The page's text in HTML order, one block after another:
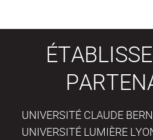
UNIVERSITÉ CLAUDE
UNIVERSITÉ LUMIÈRE